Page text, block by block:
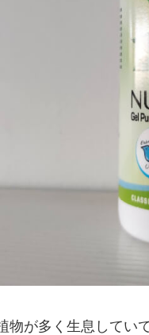
物が多く生息してい